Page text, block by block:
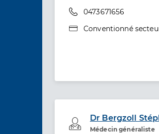
Téléphone
0473671656
Type de convention
Conventionné
Dr Bergzoll
Médecin généraliste